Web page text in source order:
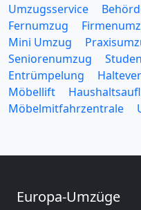
Umzugsservice
Fernumzug
Mini Umzug
Seniorenumzug
Entrümpelung
Möbellift
Möbelmitfahrzentrale
Europa-Umzüge